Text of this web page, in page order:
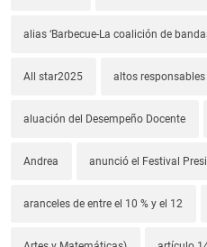
alias ‘Barbecue-La coalición de
All star2025 altos
aluación del Desempeño Docente
Andrea anunció el Festival
aranceles de entre el 10 % y el 12